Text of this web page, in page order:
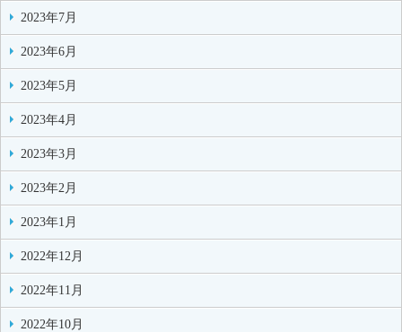
2023年7月
2023年6月
2023年5月
2023年4月
2023年3月
2023年2月
2023年1月
2022年12月
2022年11月
2022年10月